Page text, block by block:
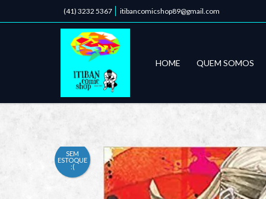
(41) 3232 5367 itibancomicshop89@gmail.com
HOME QUEM SOMOS
SEM
ESTOQUE
:(